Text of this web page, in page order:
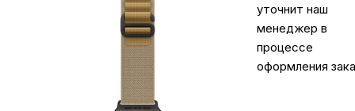
уточнит наш
менеджер в
процессе
оформления